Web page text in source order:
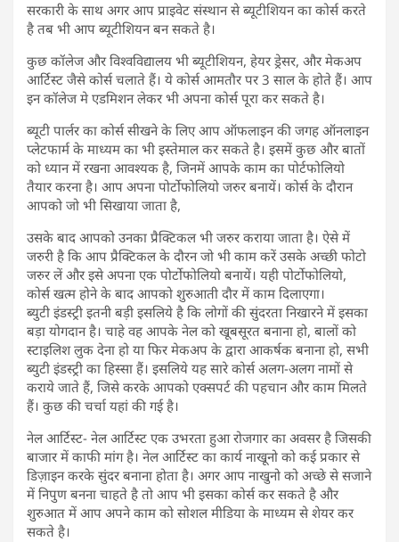
सरकारी के साथ अगर आप प्राइवेट संस्थान से ब्यूटीशियन का कोर्स करते
है तब भी आप ब्यूटीशियन बन सकते है।
कुछ कॉलेज और विश्वविद्यालय भी ब्यूटीशियन, हेयर ड्रेसर, और मेकअप
आर्टिस्ट जैसे कोर्स चलाते हैं। ये कोर्स आमतौर पर 3 साल के होते हैं। आप
इन कॉलेज मे एडमिशन लेकर भी अपना कोर्स पूरा कर सकते है।
ब्यूटी पार्लर का कोर्स सीखने के लिए आप ऑफलाइन की जगह ऑनलाइन
प्लेटफार्म के माध्यम का भी इस्तेमाल कर सकते है। इसमें कुछ और बातों
को ध्यान में रखना आवश्यक है, जिनमें आपके काम का पोर्टफोलियो
तैयार करना है। आप अपना पोर्टोफोलियो जरुर बनायें। कोर्स के दौरान
आपको जो भी सिखाया जाता है,
उसके बाद आपको उनका प्रैक्टिकल भी जरुर कराया जाता है। ऐसे में
जरुरी है कि आप प्रैक्टिकल के दौरन जो भी काम करें उसके अच्छी फोटो
जरुर लें और इसे अपना एक पोर्टोफोलियो बनायें। यही पोर्टोफोलियो,
कोर्स खत्म होने के बाद आपको शुरुआती दौर में काम दिलाएगा।
ब्युटी इंडस्ट्री इतनी बड़ी इसलिये है कि लोगों की सुंदरता निखारने में इसका
बड़ा योगदान है। चाहे वह आपके नेल को खूबसूरत बनाना हो, बालों को
स्टाइलिश लुक देना हो या फिर मेकअप के द्वारा आकर्षक बनाना हो, सभी
ब्युटी इंडस्ट्री का हिस्सा हैं। इसलिये यह सारे कोर्स अलग-अलग नामों से
कराये जाते हैं, जिसे करके आपको एक्सपर्ट की पहचान और काम मिलते
हैं। कुछ की चर्चा यहां की गई है।
नेल आर्टिस्ट- नेल आर्टिस्ट एक उभरता हुआ रोजगार का अवसर है जिसकी
बाजार में काफी मांग है। नेल आर्टिस्ट का कार्य नाखूनो को कई प्रकार से
डिज़ाइन करके सुंदर बनाना होता है। अगर आप नाखुनो को अच्छे से सजाने
में निपुण बनना चाहते है तो आप भी इसका कोर्स कर सकते है और
शुरुआत में आप अपने काम को सोशल मीडिया के माध्यम से शेयर कर
सकते है।